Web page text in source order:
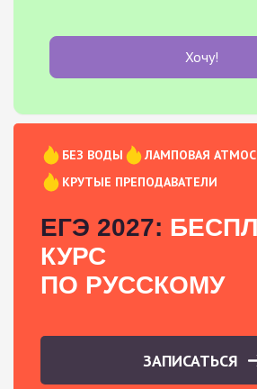
Хочу!
БЕЗ ВОДЫ
ЛАМПОВАЯ
КРУТЫЕ ПРЕПОДАВАТЕЛИ
ЕГЭ 2027:
КУРС
ПО РУССКОМУ
ЗАПИСАТЬСЯ